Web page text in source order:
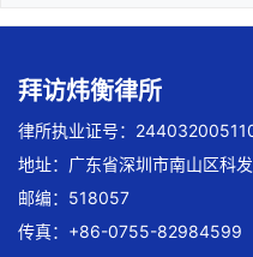
拜访炜衡律所
律所执业证号：
地址：广东省深圳市南山区科
邮编：518057
传真：+86-0755-82984599